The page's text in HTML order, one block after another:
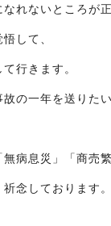
れないところが
して、
行きます。
の一年を送りた
病息災」「商売
念しております